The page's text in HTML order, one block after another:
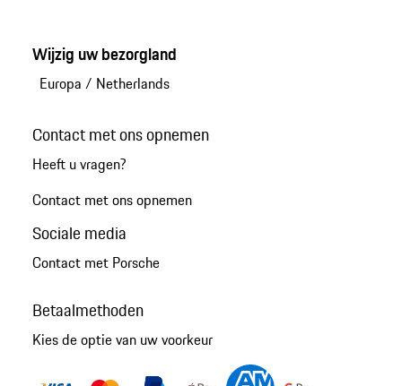
Wijzig uw bezorgland
Europa / Netherlands
Contact met ons opnemen
Heeft u vragen?
Contact met ons opnemen
Sociale media
Contact met Porsche
Betaalmethoden
Kies de optie van uw voorkeur